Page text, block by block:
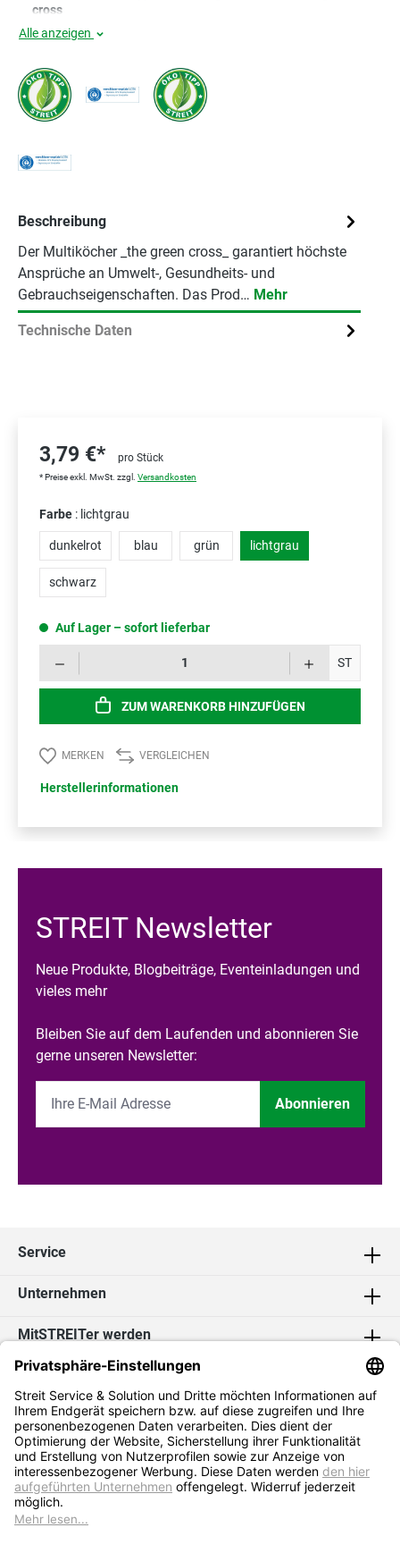
cross
Alle anzeigen
Beschreibung
Der Multiköcher _the green cross_ garantiert höchste
Ansprüche an Umwelt-, Gesundheits- und
Gebrauchseigenschaften. Das Prod… Mehr
Technische Daten
3,79 €* pro Stück
* Preise exkl. MwSt. zzgl. Versandkosten
Farbe : lichtgrau
dunkelrot blau grün lichtgrau
schwarz
Auf Lager – sofort lieferbar
ST
ZUM WARENKORB HINZUFÜGEN
MERKEN VERGLEICHEN
Herstellerinformationen
STREIT Newsletter
Neue Produkte, Blogbeiträge, Eventeinladungen und
vieles mehr
Bleiben Sie auf dem Laufenden und abonnieren Sie
gerne unseren Newsletter:
Abonnieren
Service
Unternehmen
MitSTREITer werden
Kontakt
Social Media